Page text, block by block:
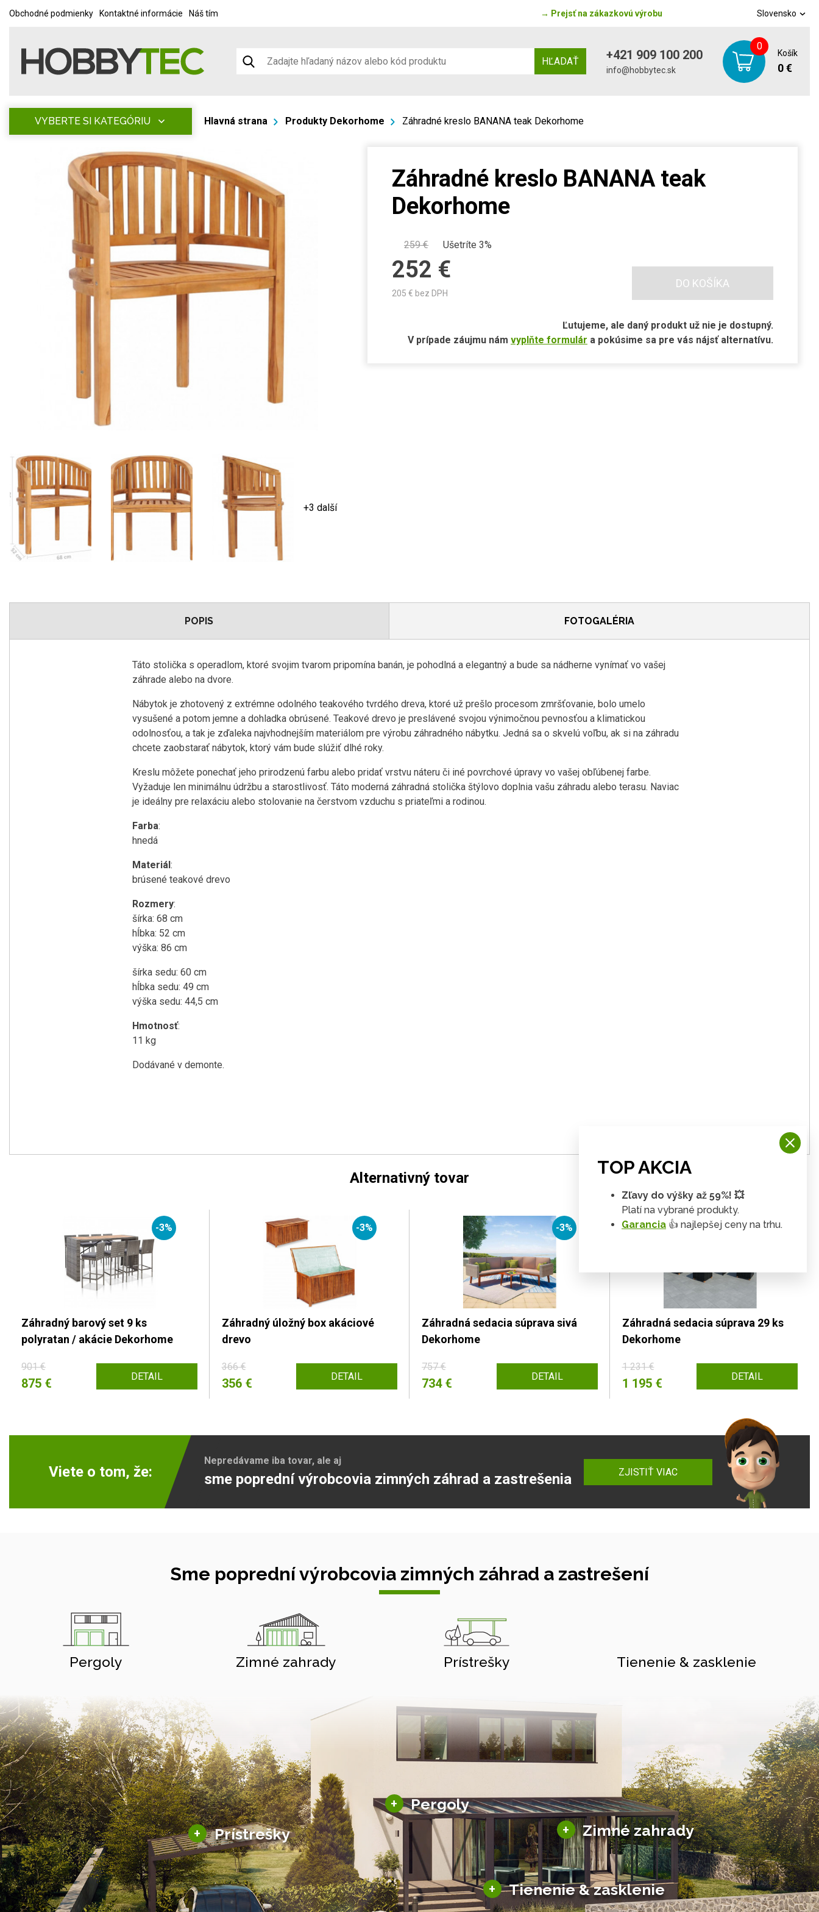
Obchodné podmienky Kontaktné informácie Náš tím → Prejsť na zákazkovú výrobu Slovensko
HĽADAŤ +421 909 100 200
info@hobbytec.sk
0
Košík
0 €
VYBERTE SI KATEGÓRIU Hlavná strana Produkty Dekorhome Záhradné kreslo BANANA teak Dekorhome
+3 další
Záhradné kreslo BANANA teak
Dekorhome
259€ Ušetríte 3%
252 €
205 € bez DPH
DO KOŠÍKA
Ľutujeme, ale daný produkt už nie je dostupný.
V prípade záujmu nám vyplňte formulár a pokúsime sa pre vás nájsť alternatívu.
POPIS FOTOGALÉRIA
Táto stolička s operadlom, ktoré svojim tvarom pripomína banán, je pohodlná a elegantný a bude sa nádherne vynímať vo vašej
záhrade alebo na dvore.
Nábytok je zhotovený z extrémne odolného teakového tvrdého dreva, ktoré už prešlo procesom zmršťovanie, bolo umelo
vysušené a potom jemne a dohladka obrúsené. Teakové drevo je preslávené svojou výnimočnou pevnosťou a klimatickou
odolnosťou, a tak je zďaleka najvhodnejším materiálom pre výrobu záhradného nábytku. Jedná sa o skvelú voľbu, ak si na záhradu
chcete zaobstarať nábytok, ktorý vám bude slúžiť dlhé roky.
Kreslu môžete ponechať jeho prirodzenú farbu alebo pridať vrstvu náteru či iné povrchové úpravy vo vašej obľúbenej farbe.
Vyžaduje len minimálnu údržbu a starostlivosť. Táto moderná záhradná stolička štýlovo doplnia vašu záhradu alebo terasu. Naviac
je ideálny pre relaxáciu alebo stolovanie na čerstvom vzduchu s priateľmi a rodinou.
Farba:
hnedá
Materiál:
brúsené teakové drevo
Rozmery:
šírka: 68 cm
hĺbka: 52 cm
výška: 86 cm
šírka sedu: 60 cm
hĺbka sedu: 49 cm
výška sedu: 44,5 cm
Hmotnosť:
11 kg
Dodávané v demonte.
Alternativný tovar
-3%
Záhradný barový set 9 ks
polyratan / akácie Dekorhome
901 €
875 € DETAIL
-3%
Záhradný úložný box akáciové
drevo
366 €
356 € DETAIL
-3%
Záhradná sedacia súprava sivá
Dekorhome
757 €
734 € DETAIL
-3%
Záhradná sedacia súprava 29 ks
Dekorhome
1 231 €
1 195 € DETAIL
Viete o tom, že:
Nepredávame iba tovar, ale aj
sme poprední výrobcovia zimných záhrad a zastrešenia ZJISTIŤ VIAC
Sme poprední výrobcovia zimných záhrad a zastrešení
Pergoly Zimné zahrady Prístrešky Tienenie & zasklenie
+ Pergoly
Hliníkové pergoly
Bioklimatické pergoly
Altány a zastrešenie
Solárne pergoly
+ Zimné zahrady
Sezónne zimné záhrady
Hliníkové zimné záhrady
Posuvné zimné záhrady
Solárne zimné záhrady
+ Prístrešky
Hliníkové prístrešky
Solárne prístrešky pre auto
+ Tienenie & zasklenie
Tienenie
TOP AKCIA
Zľavy do výšky až 59%! 💥
Platí na vybrané produkty.
Garancia 👍 najlepšej ceny na trhu.